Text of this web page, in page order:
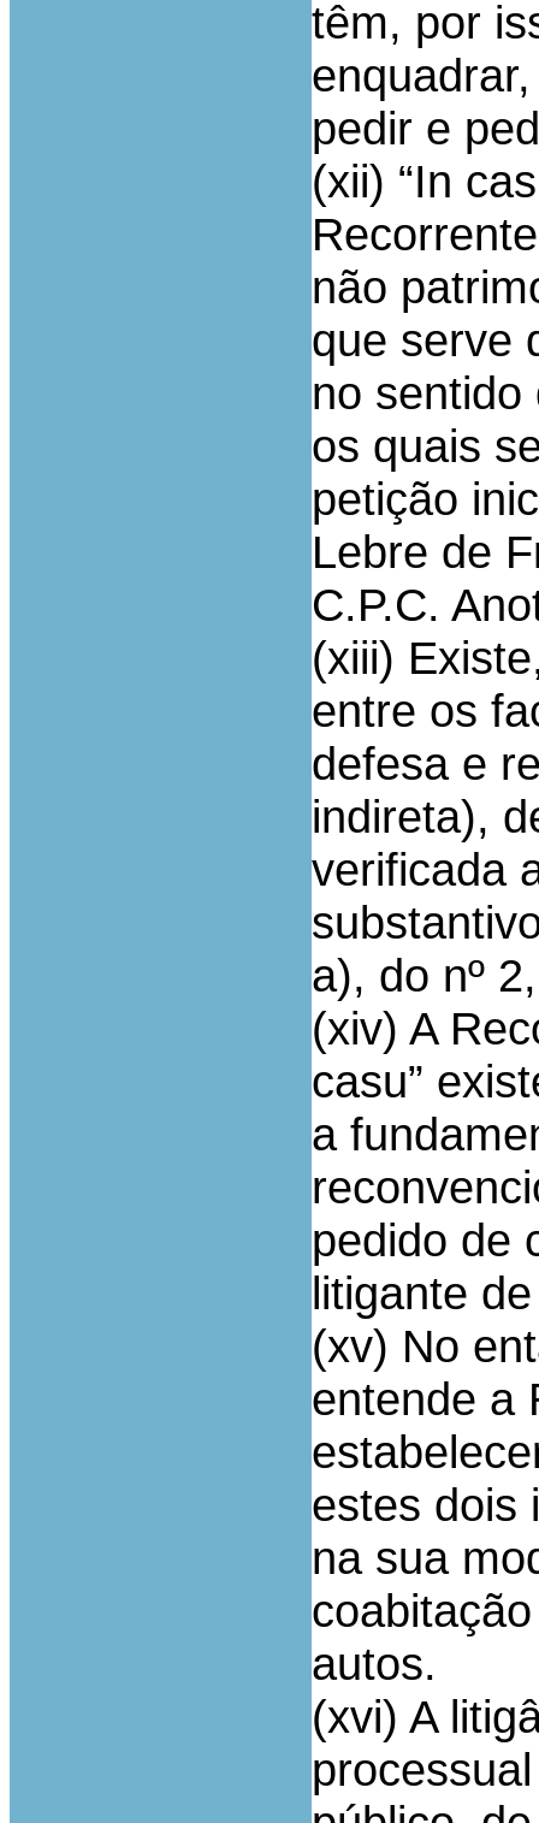
têm, por
pedir e
(xii) “In
não
que serve
no
os quais
petição
Lebre de
C.P.C.
(xiii)
entre os
defesa e
indireta),
verificada
a), do nº
(xiv) A
casu”
a
pedido de
litigante
(xv) No
entende a
estes dois
na sua
autos.
(xvi) A